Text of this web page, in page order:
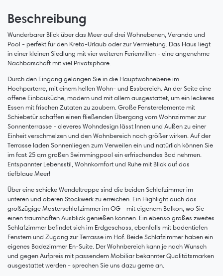
Beschreibung
Wunderbarer Blick über das Meer auf drei Wohnebenen, Veranda und
Pool - perfekt für den Kreta-Urlaub oder zur Vermietung. Das Haus liegt
in einer kleinen Siedlung mit vier weiteren Ferienvillen - eine angenehme
Nachbarschaft mit viel Privatsphäre.
Durch den Eingang gelangen Sie in die Hauptwohnebene im
Hochparterre, mit einem hellen Wohn- und Essbereich. An der Seite eine
offene Einbauküche, modern und mit allem ausgestattet, um ein leckeres
Essen mit frischen Zutaten zu zaubern. Große Fensterelemente mit
Schiebetür schaffen einen fließenden Übergang vom Wohnzimmer zur
Sonnenterrasse - cleveres Wohndesign lässt Innen und Außen zu einer
Einheit verschmelzen und den Wohnbereich noch größer wirken. Auf der
Terrasse laden Sonnenliegen zum Verweilen ein und natürlich können Sie
im fast 25 qm großen Swimmingpool ein erfrischendes Bad nehmen.
Entspannter Lebensstil, Wohnkomfort und Ruhe mit Blick auf das
tiefblaue Meer!
Über eine schicke Wendeltreppe sind die beiden Schlafzimmer im
unteren und oberen Stockwerk zu erreichen. Ein Highlight auch das
großzügige Masterschlafzimmer im OG - mit eigenem Balkon, wo Sie
einen traumhaften Ausblick genießen können. Ein ebenso großes zweites
Schlafzimmer befindet sich im Erdgeschoss, ebenfalls mit bodentiefen
Fenstern und Zugang zur Terrasse im Hof. Beide Schlafzimmer haben ein
eigenes Badezimmer En-Suite. Der Wohnbereich kann je nach Wunsch
und gegen Aufpreis mit passendem Mobiliar bekannter Qualitätsmarken
ausgestattet werden - sprechen Sie uns dazu gerne an.